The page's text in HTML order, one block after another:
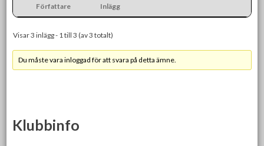
Författare Inlägg
Visar 3 inlägg - 1 till 3 (av 3 totalt)
Du måste vara inloggad för att svara på detta ämne.
Klubbinfo